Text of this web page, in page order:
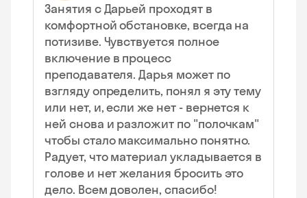
Занятия с Дарьей проходят в
комфортной обстановке, всегда на
потизиве. Чувствуется полное
включение в процесс
преподавателя. Дарья может по
взгляду определить, понял я эту тему
или нет, и, если же нет - вернется к
ней снова и разложит по "полочкам"
чтобы стало максимально понятно.
Радует, что материал укладывается в
голове и нет желания бросить это
дело. Всем доволен, спасибо!